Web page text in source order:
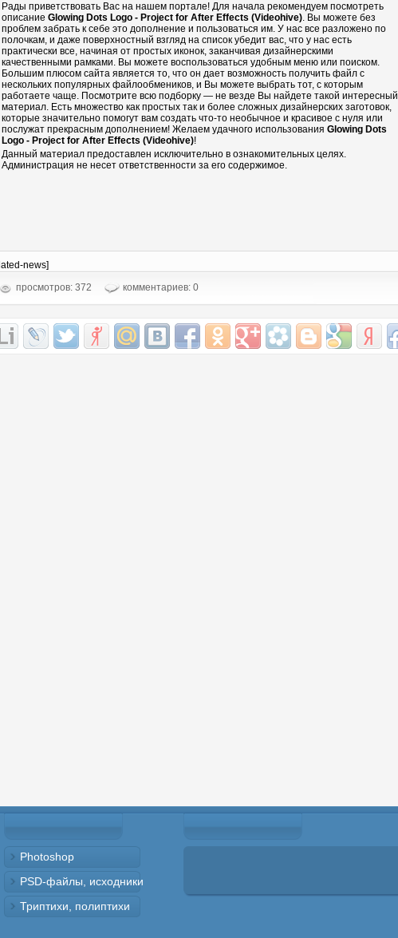
Рады приветствовать Вас на нашем портале! Для начала рекомендуем посмотреть
описание Glowing Dots Logo - Project for After Effects (Videohive). Вы можете без
проблем забрать к себе это дополнение и пользоваться им. У нас все разложено по
полочкам, и даже поверхностный взгляд на список убедит вас, что у нас есть
практически все, начиная от простых иконок, заканчивая дизайнерскими
качественными рамками. Вы можете воспользоваться удобным меню или поиском.
Большим плюсом сайта является то, что он дает возможность получить файл с
нескольких популярных файлообмеников, и Вы можете выбрать тот, с которым
работаете чаще. Посмотрите всю подборку — не везде Вы найдете такой интересный
материал. Есть множество как простых так и более сложных дизайнерских заготовок,
которые значительно помогут вам создать что-то необычное и красивое с нуля или
послужат прекрасным дополнением! Желаем удачного использования Glowing Dots
Logo - Project for After Effects (Videohive)!
Данный материал предоставлен исключительно в ознакомительных целях.
Администрация не несет ответственности за его содержимое.
news]
просмотров: 372
комментариев: 0
Photoshop
PSD-файлы, исходники
Триптихи, полиптихи